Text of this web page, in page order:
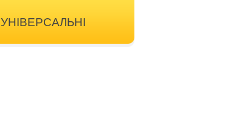
УНІВЕРСАЛЬНІ